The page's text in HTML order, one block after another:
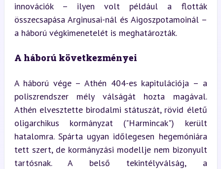
innovációk – ilyen volt például a flották
összecsapása Arginusai-nál és Aigoszpotamoinál –
a háború végkimenetelét is meghatározták.
A háború következményei
A háború vége – Athén 404-es kapitulációja – a
poliszrendszer mély válságát hozta magával.
Athén elvesztette birodalmi státuszát, rövid életű
oligarchikus kormányzat ("Harmincak") került
hatalomra. Spárta ugyan időlegesen hegemóniára
tett szert, de kormányzási modellje nem bizonyult
tartósnak. A belső tekintélyválság, a